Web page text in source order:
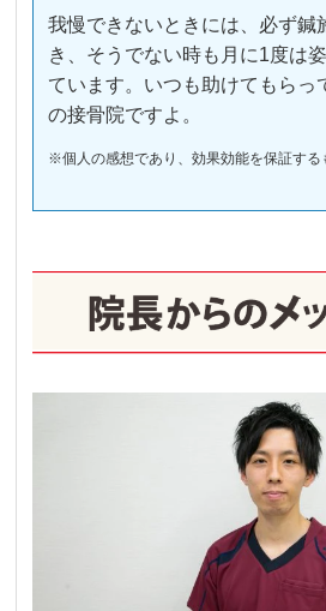
我慢できないときには、必ず鍼
き、そうでない時も月に1度は
ています。いつも助けてもらっ
の接骨院ですよ。
※個人の感想であり、効果効能を保証する